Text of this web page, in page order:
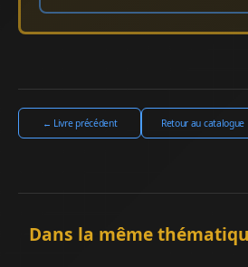
← Livre précédent Retour au catalogue
Dans la même